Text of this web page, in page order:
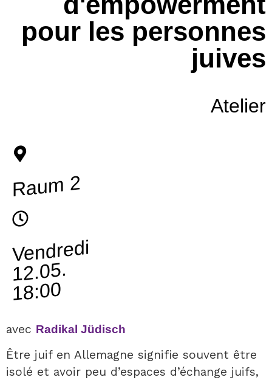
pour les personnes
juives
Atelier
Raum 2
Vendredi
12.05.
18:00
avec Radikal Jüdisch
Être juif en Allemagne signifie souvent être
isolé et avoir peu d’espaces d’échange juifs,